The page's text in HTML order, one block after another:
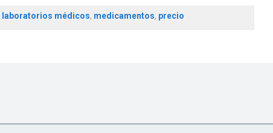
laboratorios médicos, medicamentos, precio